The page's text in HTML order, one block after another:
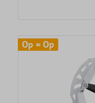
Op = Op